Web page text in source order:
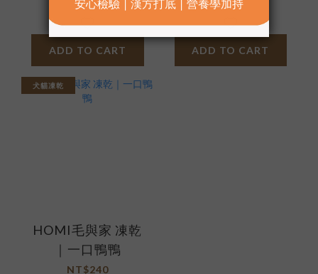
ADD TO CART ADD TO CART
犬貓凍乾
HOMI毛與家 凍乾
｜一口鴨鴨
NT$240